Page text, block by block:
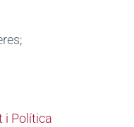
i Política